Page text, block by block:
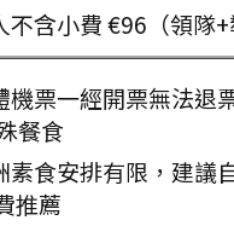
隊+導遊每天
法退票 ・無法
食
限，建議自
薦